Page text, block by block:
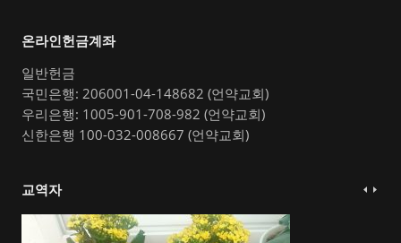
온라인헌금계좌
일반헌금
국민은행: 206001-04-148682 (언약교회)
우리은행: 1005-901-708-982 (언약교회)
신한은행 100-032-008667 (언약교회)
교역자